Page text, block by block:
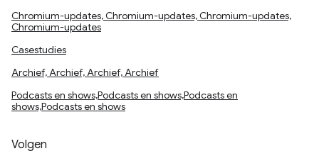
Chromium-updates, Chromium-updates, Chromium-updates,
Chromium-updates
Casestudies
Archief, Archief, Archief, Archief
Podcasts en shows,Podcasts en shows,Podcasts en
shows,Podcasts en shows
Volgen